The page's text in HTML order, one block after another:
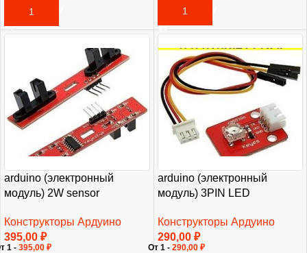
В КОРЗИНУ В КОРЗИНУ
arduino (электронный
модуль) 2W sensor
Конструкторы Ардуино
395,00 ₽
1 - 395,00 ₽
arduino (электронный
модуль) 3PIN LED
Конструкторы Ардуино
290,00 ₽
От 1 - 290,00 ₽